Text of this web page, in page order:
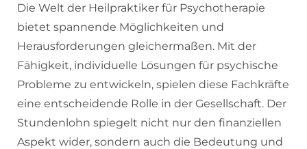
Die Welt der Heilpraktiker für Psychotherapie
bietet spannende Möglichkeiten und
Herausforderungen gleichermaßen. Mit der
Fähigkeit, individuelle Lösungen für psychische
Probleme zu entwickeln, spielen diese Fachkräfte
eine entscheidende Rolle in der Gesellschaft. Der
Stundenlohn spiegelt nicht nur den finanziellen
Aspekt wider, sondern auch die Bedeutung und